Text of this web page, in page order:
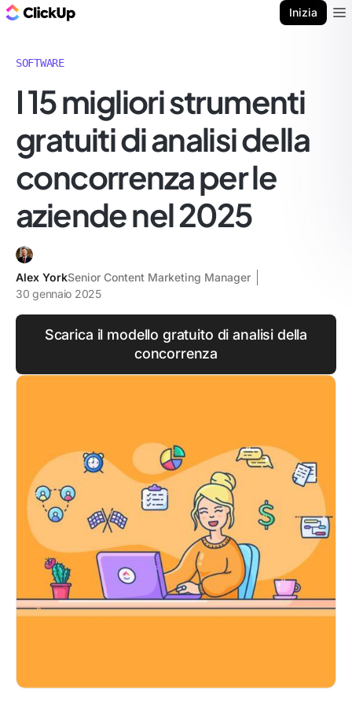
Inizia
SOFTWARE
I 15 migliori strumenti
gratuiti di analisi della
concorrenza per le
aziende nel 2025
Alex YorkSenior Content Marketing Manager
30 gennaio 2025
Scarica il modello gratuito di analisi della
concorrenza